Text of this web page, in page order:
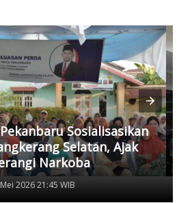
Sosialisasikan
Selatan, Ajak
Narkoba
2026 21:45 WIB